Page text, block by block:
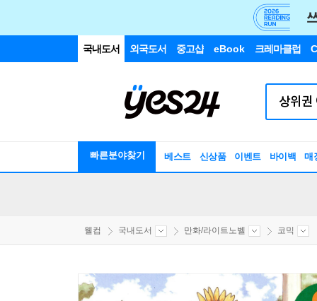
국내도서 외국도서 중고샵 eBook 크레마클럽
빠른분야찾기 베스트 신상품 이벤트 바이백 매
웰컴 국내도서 만화/라이트노벨 코믹